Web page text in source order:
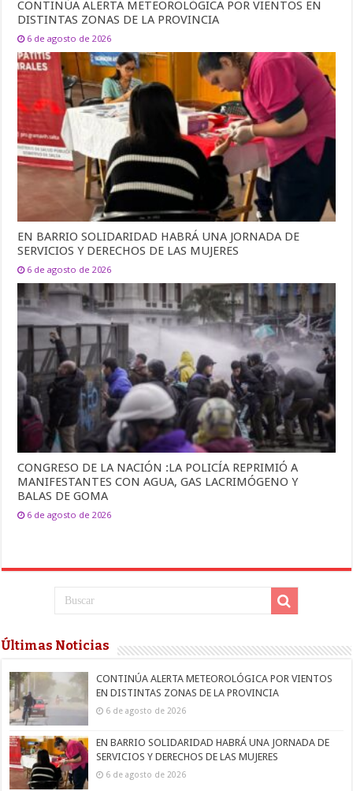
CONTINÚA ALERTA METEOROLÓGICA POR VIENTOS EN
DISTINTAS ZONAS DE LA PROVINCIA
6 de agosto de 2026
EN BARRIO SOLIDARIDAD HABRÁ UNA JORNADA DE
SERVICIOS Y DERECHOS DE LAS MUJERES
6 de agosto de 2026
CONGRESO DE LA NACIÓN :LA POLICÍA REPRIMIÓ A
MANIFESTANTES CON AGUA, GAS LACRIMÓGENO Y
BALAS DE GOMA
6 de agosto de 2026
Últimas Noticias
CONTINÚA ALERTA METEOROLÓGICA POR VIENTOS
EN DISTINTAS ZONAS DE LA PROVINCIA
6 de agosto de 2026
EN BARRIO SOLIDARIDAD HABRÁ UNA JORNADA DE
SERVICIOS Y DERECHOS DE LAS MUJERES
6 de agosto de 2026